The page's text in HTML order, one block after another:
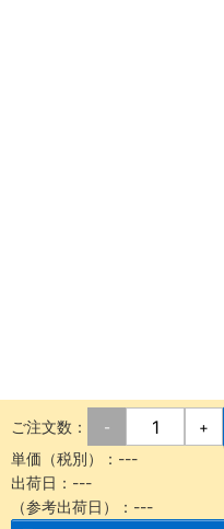
ご注文数： - +
単価（税別）： ---
出荷日： ---
（参考出荷日）： ---